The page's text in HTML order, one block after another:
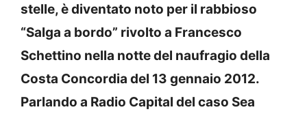
stelle, è diventato noto per il rabbioso
“Salga a bordo” rivolto a Francesco
Schettino nella notte del naufragio della
Costa Concordia del 13 gennaio 2012.
Parlando a Radio Capital del caso Sea